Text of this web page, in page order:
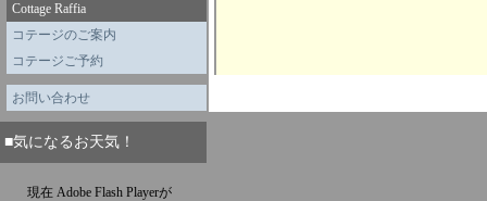
Cottage Raffia
コテージのご案内
コテージご予約
お問い合わせ
■気になるお天気！
現在 Adobe Flash Playerが